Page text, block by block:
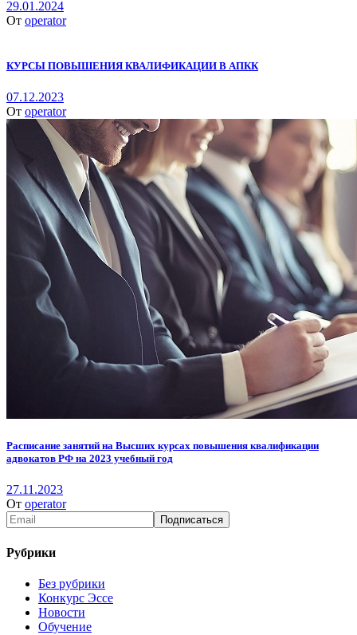
29.01.2024
От operator
КУРСЫ ПОВЫШЕНИЯ КВАЛИФИКАЦИИ В АПКК
07.12.2023
От operator
Расписание занятий на Высших курсах повышения квалификации
адвокатов РФ на 2023 учебный год
27.11.2023
От operator
Рубрики
Без рубрики
Конкурс Эссе
Новости
Обучение